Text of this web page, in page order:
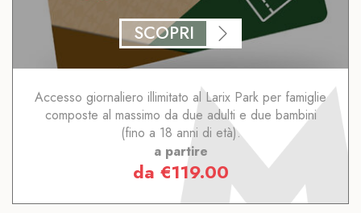
SCOPRI
Accesso giornaliero illimitato al Larix Park per famiglie
composte al massimo da due adulti e due bambini
(fino a 18 anni di età).
a partire
da €119.00